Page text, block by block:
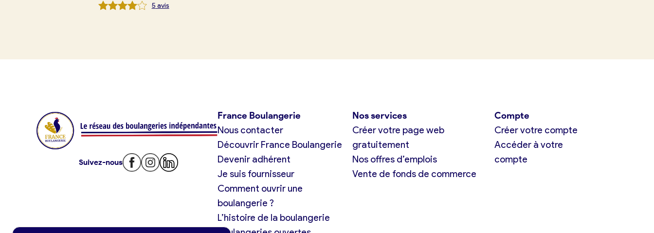
Offres d’emploi
Je suis fournisseur
5 avis
Suivez-nous
France Boulangerie
Nous contacter
Découvrir France Boulangerie
Devenir adhérent
Je suis fournisseur
Comment ouvrir une
boulangerie ?
L’histoire de la boulangerie
Nos services
Créer votre page web
gratuitement
Nos offres d’emplois
Vente de fonds de commerce
Compte
Créer votre compte
Accéder à votre
compte